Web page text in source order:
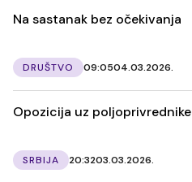
Na sastanak bez očekivanja
DRUŠTVO 09:0504.03.2026.
Opozicija uz poljoprivrednike
SRBIJA 20:3203.03.2026.